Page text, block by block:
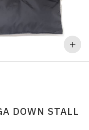
DOWN STALL